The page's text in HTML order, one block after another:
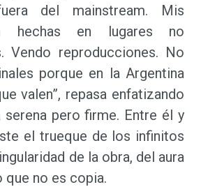
del mainstream. Mis
hechas en lugares no
Vendo reproducciones. No
porque en la Argentina
valen”, repasa enfatizando
serena pero firme. Entre él y
el trueque de los infinitos
de la obra, del aura
no es copia.